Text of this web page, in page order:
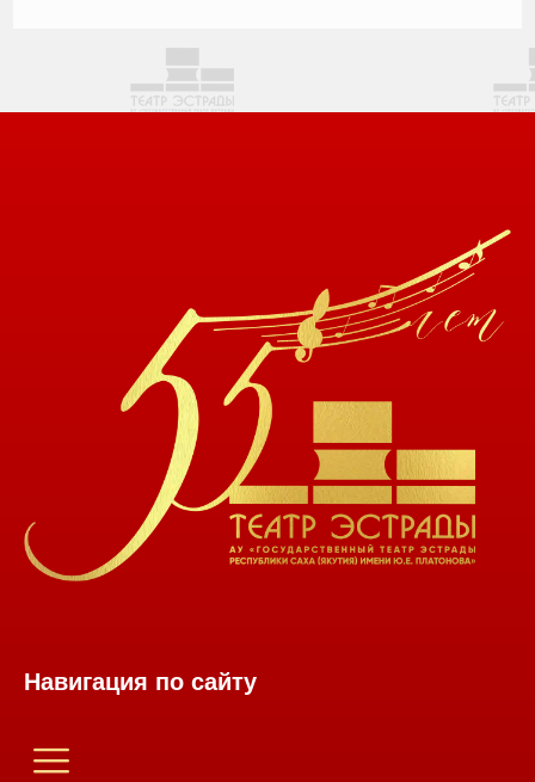
Навигация по сайту